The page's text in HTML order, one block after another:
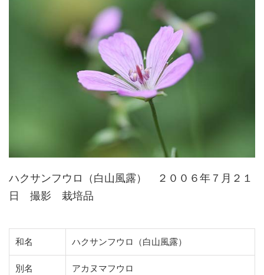
ハクサンフウロ（白山風露） ２００６年７月２１
日 撮影 栽培品
和名 ハクサンフウロ（白山風露）
別名 アカヌマフウロ